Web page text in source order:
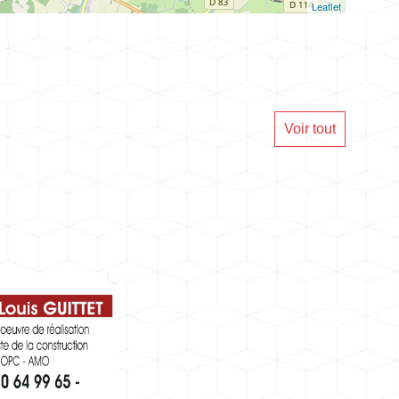
Leaflet
Voir tout